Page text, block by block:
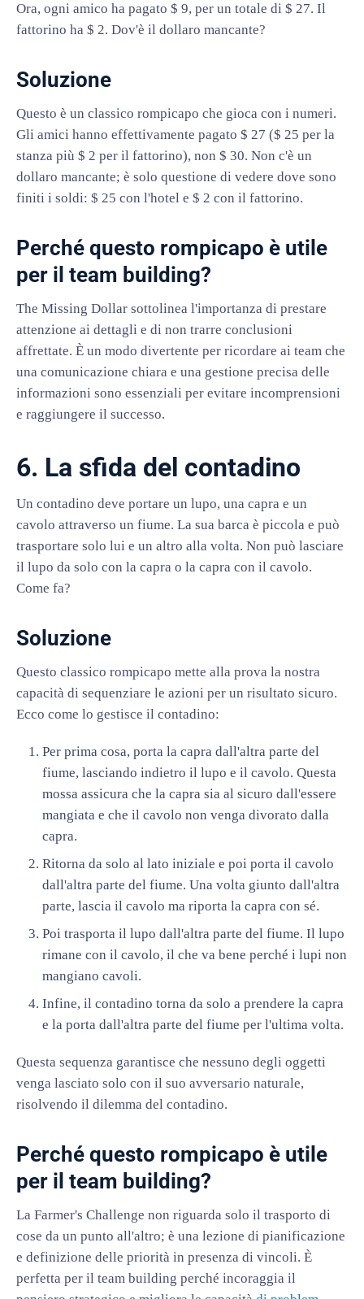
Ora, ogni amico ha pagato $ 9, per un totale di $ 27. Il
fattorino ha $ 2. Dov'è il dollaro mancante?
Soluzione
Questo è un classico rompicapo che gioca con i numeri.
Gli amici hanno effettivamente pagato $ 27 ($ 25 per la
stanza più $ 2 per il fattorino), non $ 30. Non c'è un
dollaro mancante; è solo questione di vedere dove sono
finiti i soldi: $ 25 con l'hotel e $ 2 con il fattorino.
Perché questo rompicapo è utile
per il team building?
The Missing Dollar sottolinea l'importanza di prestare
attenzione ai dettagli e di non trarre conclusioni
affrettate. È un modo divertente per ricordare ai team che
una comunicazione chiara e una gestione precisa delle
informazioni sono essenziali per evitare incomprensioni
e raggiungere il successo.
6. La sfida del contadino
Un contadino deve portare un lupo, una capra e un
cavolo attraverso un fiume. La sua barca è piccola e può
trasportare solo lui e un altro alla volta. Non può lasciare
il lupo da solo con la capra o la capra con il cavolo.
Come fa?
Soluzione
Questo classico rompicapo mette alla prova la nostra
capacità di sequenziare le azioni per un risultato sicuro.
Ecco come lo gestisce il contadino:
Per prima cosa, porta la capra dall'altra parte del
fiume, lasciando indietro il lupo e il cavolo. Questa
mossa assicura che la capra sia al sicuro dall'essere
mangiata e che il cavolo non venga divorato dalla
capra.
Ritorna da solo al lato iniziale e poi porta il cavolo
dall'altra parte del fiume. Una volta giunto dall'altra
parte, lascia il cavolo ma riporta la capra con sé.
Poi trasporta il lupo dall'altra parte del fiume. Il lupo
rimane con il cavolo, il che va bene perché i lupi non
mangiano cavoli.
Infine, il contadino torna da solo a prendere la capra
e la porta dall'altra parte del fiume per l'ultima volta.
Questa sequenza garantisce che nessuno degli oggetti
venga lasciato solo con il suo avversario naturale,
risolvendo il dilemma del contadino.
Perché questo rompicapo è utile
per il team building?
La Farmer's Challenge non riguarda solo il trasporto di
cose da un punto all'altro; è una lezione di pianificazione
e definizione delle priorità in presenza di vincoli. È
perfetta per il team building perché incoraggia il